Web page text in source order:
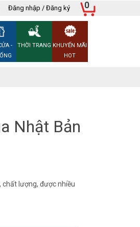
Đăng nhập / Đăng ký
-
THỜI TRANG KHUYẾN MÃI
HOT
0
Nhật Bản
chất lượng, được nhiều